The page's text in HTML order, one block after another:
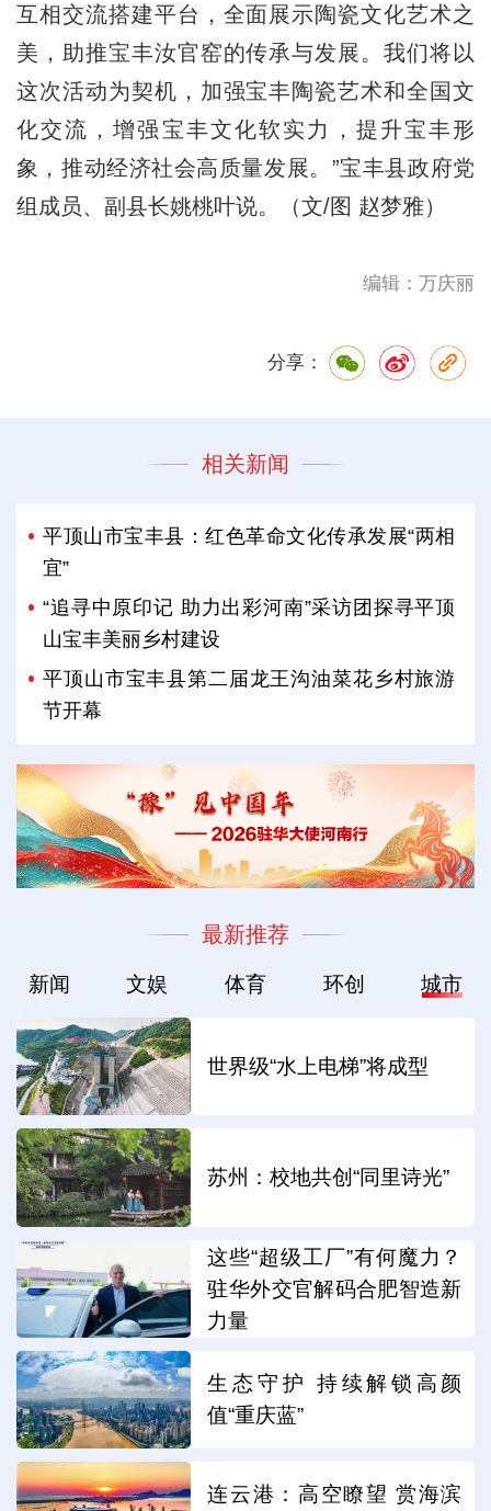
互相交流搭建平台，全面展示陶瓷文化艺术之
美，助推宝丰汝官窑的传承与发展。我们将以
这次活动为契机，加强宝丰陶瓷艺术和全国文
化交流，增强宝丰文化软实力，提升宝丰形
象，推动经济社会高质量发展。”宝丰县政府党
组成员、副县长姚桃叶说。（文/图 赵梦雅）
编辑：万庆丽
分享：
相关新闻
平顶山市宝丰县：红色革命文化传承发展“两相
宜”
“追寻中原印记 助力出彩河南”采访团探寻平顶
山宝丰美丽乡村建设
平顶山市宝丰县第二届龙王沟油菜花乡村旅游
节开幕
最新推荐
新闻 文娱 体育 环创 城市
世界级“水上电梯”将成型
苏州：校地共创“同里诗光”
这些“超级工厂”有何魔力？
驻华外交官解码合肥智造新
力量
生态守护 持续解锁高颜
值“重庆蓝”
连云港：高空瞭望 赏海滨